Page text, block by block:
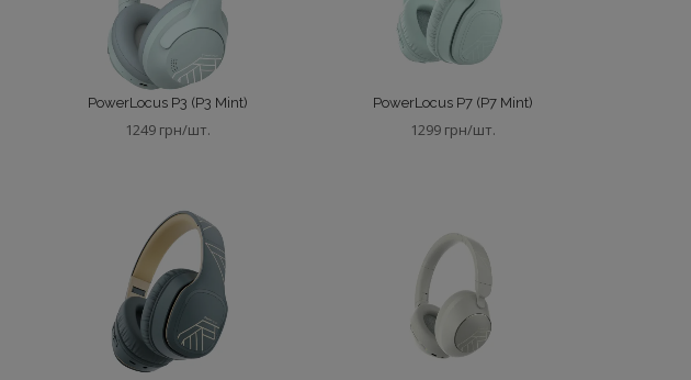
PowerLocus P3 (P3 Mint)
1249 грн/шт.
PowerLocus P7 (P7 Mint)
1299 грн/шт.